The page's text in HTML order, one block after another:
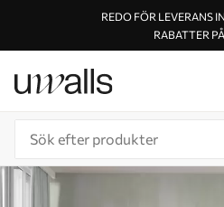
REDO FÖR LEVERANS
RABATTER